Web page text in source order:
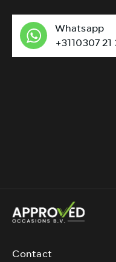
Whatsapp
+3110307 21
Contact